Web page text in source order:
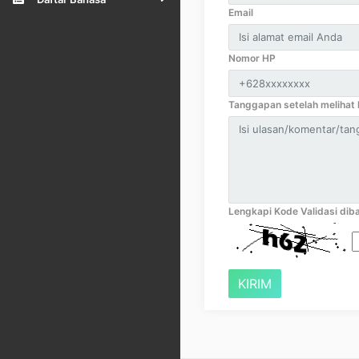
Email
Nomor HP
Tanggapan setelah melihat
Lengkapi Kode Validasi